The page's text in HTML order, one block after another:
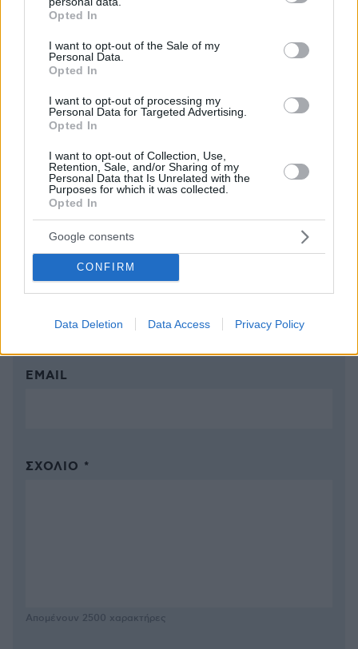
grant or deny consent to Google and its third-party tags to
use your data for below specified purposes in below Google
consent section.
Opted In
I want to opt-out of the Sale of my
Personal Data.
Opted In
I want to opt-out of processing my
Personal Data for Targeted Advertising.
Opted In
I want to opt-out of Collection, Use,
Retention, Sale, and/or Sharing of my
Personal Data that Is Unrelated with the
Purposes for which it was collected.
Opted In
Google consents
CONFIRM
Data Deletion Data Access Privacy Policy
Εθνική Τράπεζα: Η κορυφαία επιλογή για τη χρηματοδότηση
μεγάλων έργων
Διασκεδάζουμε υπεύθυνα, επιστρέφουμε με ασφάλεια
29.07.2026, 09:39
ΣΧΟΛΙΑ
ΠΡΟΣΘΗΚΗ ΣΧΟΛΙΟΥ
ΠΡΟΣΘΗΚΗ ΣΧΟΛΙΟΥ
ΌΝΟΜΑ *
EMAIL
ΣΧΌΛΙΟ *
Απομένουν 2500 χαρακτήρες